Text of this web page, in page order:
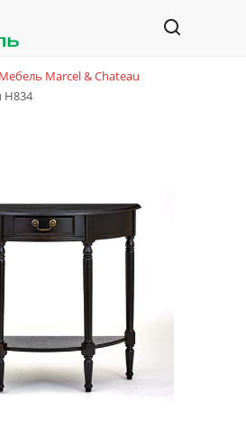
Мебель Marcel & Chateau
H834